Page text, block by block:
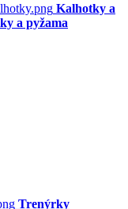
Kalhotky a
a pyžama
Trenýrky